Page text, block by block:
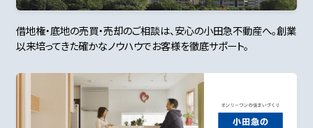
借地権・底地の売買・売却のご相談は、安心の小田急不動産へ。創業
以来培ってきた確かなノウハウでお客様を徹底サポート。